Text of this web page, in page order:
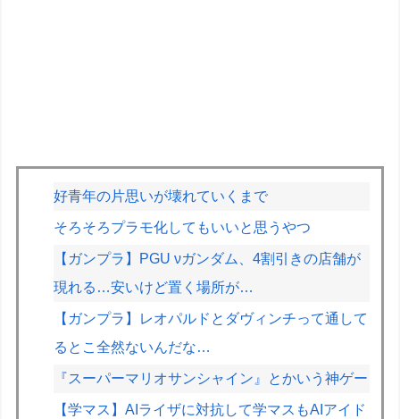
好青年の片思いが壊れていくまで
そろそろプラモ化してもいいと思うやつ
【ガンプラ】PGU νガンダム、4割引きの店舗が
現れる…安いけど置く場所が…
【ガンプラ】レオパルドとダヴィンチって通して
るとこ全然ないんだな…
『スーパーマリオサンシャイン』とかいう神ゲー
【学マス】AIライザに対抗して学マスもAIアイド